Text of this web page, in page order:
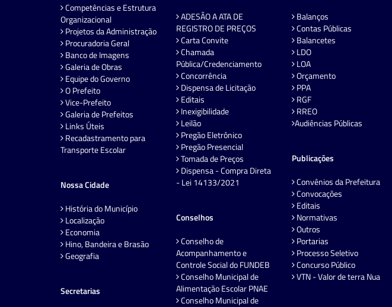
Competências e Estrutura
Organizacional
Projetos da Administração
Procuradoria Geral
Banco de Imagens
Galeria de Obras
Equipe do Governo
O Prefeito
Vice-Prefeito
Galeria de Prefeitos
Links Úteis
Recadastramento para
Transporte Escolar
Nossa Cidade
História do Município
Localização
Economia
Hino, Bandeira e Brasão
Geografia
Secretarias
ADESÃO A ATA DE
REGISTRO DE PREÇOS
Carta Convite
Chamada
Pública/Credenciamento
Concorrência
Dispensa de Licitação
Editais
Inexigibilidade
Leilão
Pregão Eletrônico
Pregão Presencial
Tomada de Preços
Dispensa - Compra Direta
- Lei 14133/2021
Conselhos
Conselho de
Acompanhamento e
Controle Social do FUNDEB
Conselho Municipal de
Alimentação Escolar PNAE
Conselho Municipal de
Balanços
Contas Públicas
Balancetes
LDO
LOA
Orçamento
PPA
RGF
RREO
Audiências Públicas
Publicações
Convênios da Prefeitura
Convocações
Editais
Normativas
Outros
Portarias
Processo Seletivo
Concurso Público
VTN - Valor de terra Nua